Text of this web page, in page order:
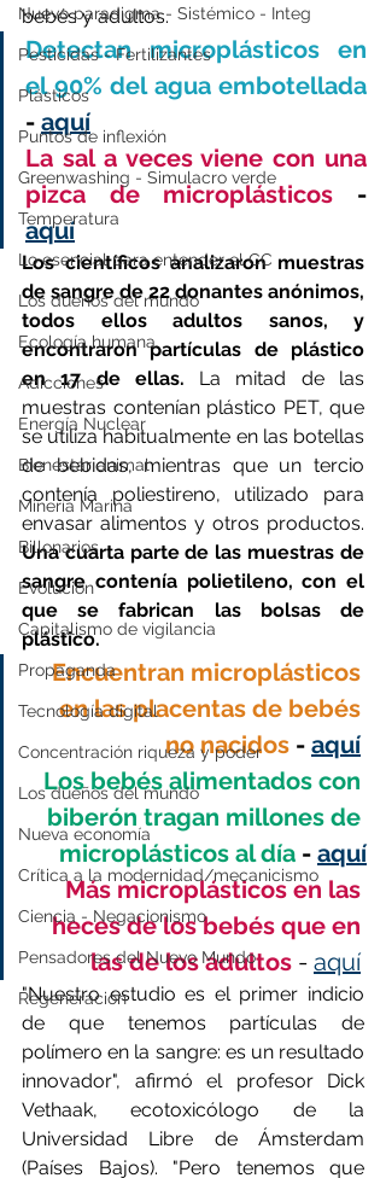
Nuevo paradigma - Sistémico - Integ
Pesticidas - Fertilizantes
Plásticos
Puntos de inflexión
Greenwashing - Simulacro verde
Temperatura
Lo esencial para entender el CC
Los dueños del mundo
Ecología humana
Adicciones
Energía Nuclear
Bienestar animal
Minería Marina
Billonarios
Evolución
Capitalismo de vigilancia
Propaganda
Tecnología digital
Concentración riqueza y poder
Los dueños del mundo
Nueva economía
Crítica a la modernidad/mecanicismo
Ciencia - Negacionismo
Pensadores del Nuevo Mundo
Regeneración
bebés y adultos.
Detectan microplásticos en
- aquí
La sal a veces viene con una
pizca de microplásticos
aquí
Los científicos analizaron muestras
de sangre de 22 donantes anónimos,
todos ellos adultos sanos, y
encontraron partículas de plástico
en 17 de ellas. La mitad de las
muestras contenían plástico PET, que
se utiliza habitualmente en las botellas
de bebidas, mientras que un tercio
contenía poliestireno, utilizado para
envasar alimentos y otros productos.
Una cuarta parte de las muestras de
sangre contenía polietileno, con el
que se fabrican las bolsas de
plástico.
Encuentran microplásticos
en las placentas de bebés
no nacidos - aquí
Los bebés alimentados con
biberón tragan millones de
microplásticos al día - aquí
Más microplásticos en las
heces de los bebés que en
las de los adultos - aquí
"Nuestro estudio es el primer indicio
de que tenemos partículas de
polímero en la sangre: es un resultado
innovador", afirmó el profesor Dick
Vethaak, ecotoxicólogo de la
Universidad Libre de Ámsterdam
(Países Bajos). "Pero tenemos que